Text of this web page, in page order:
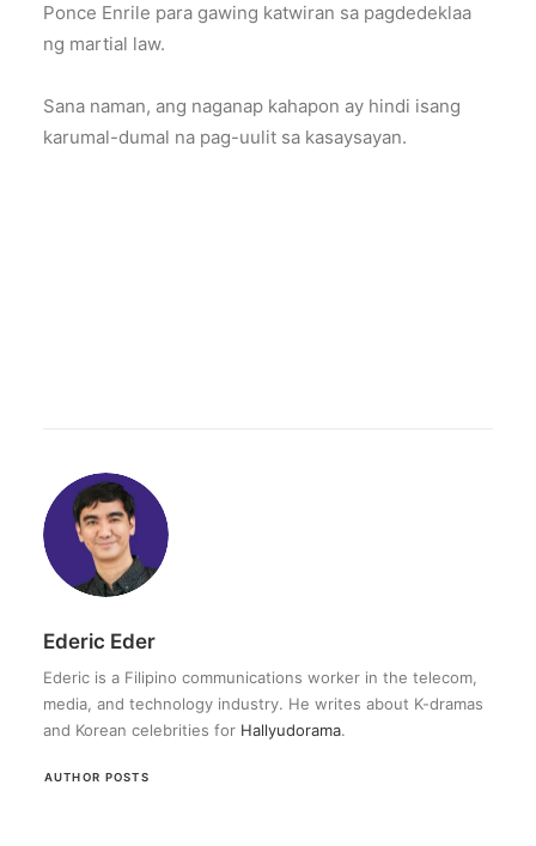
Ponce Enrile para gawing katwiran sa pagdedeklaa
ng martial law.
Sana naman, ang naganap kahapon ay hindi isang
karumal-dumal na pag-uulit sa kasaysayan.
Ederic Eder
Ederic is a Filipino communications worker in the telecom,
media, and technology industry. He writes about K-dramas
and Korean celebrities for Hallyudorama.
AUTHOR POSTS